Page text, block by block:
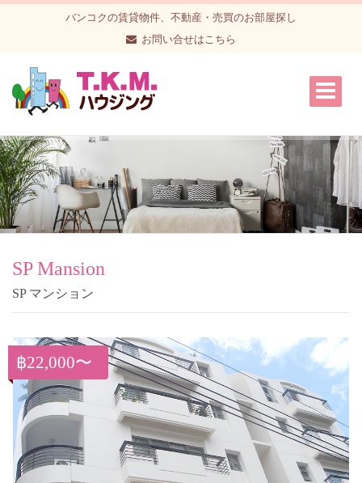
バンコクの賃貸物件、不動産・売買のお部屋探し
お問い合せはこちら
SP Mansion
SP マンション
฿22,000〜